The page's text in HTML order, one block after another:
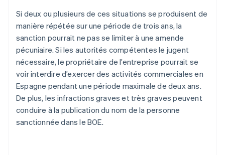
Si deux ou plusieurs de ces situations se produisent de
manière répétée sur une période de trois ans, la
sanction pourrait ne pas se limiter à une amende
pécuniaire. Si les autorités compétentes le jugent
nécessaire, le propriétaire de l’entreprise pourrait se
voir interdire d’exercer des activités commerciales en
Espagne pendant une période maximale de deux ans.
De plus, les infractions graves et très graves peuvent
conduire à la publication du nom de la personne
sanctionnée dans le BOE.